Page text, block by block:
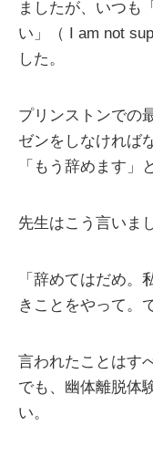
ましたが、いつも
い」（ I am not
した。
プリンストンでの
ゼンをしなければ
「もう辞めます」
先生はこう言いま
「辞めてはだめ
きことをやって。
言われたことはす
でも、幽体離脱体
い。